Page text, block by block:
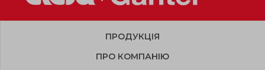
ПРОДУКЦІЯ
ПРО КОМПАНІЮ